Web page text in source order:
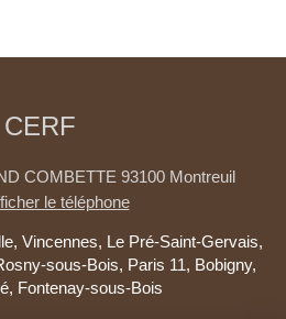
CERF
COMBETTE 93100 Montreuil
le téléphone
Vincennes, Le Pré-Saint-Gervais,
sous-Bois, Paris 11, Bobigny,
Fontenay-sous-Bois